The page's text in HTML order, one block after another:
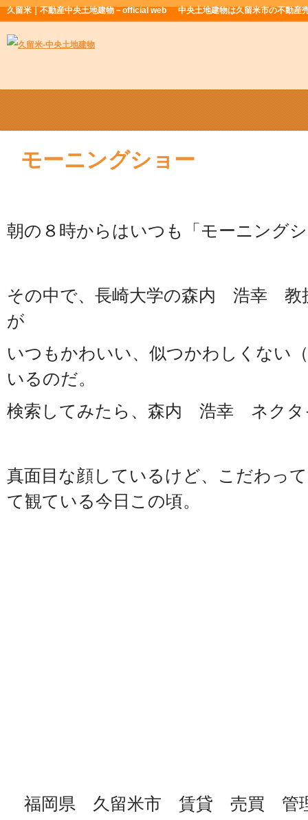
久留米｜不動産中央土地建物－official web 中央土地建物は久留米市の不動産
モーニングショー
朝の８時からはいつも「モーニング
その中で、長崎大学の森内 浩幸 教
が
いつもかわいい、似つかわしくない
いるのだ。
検索してみたら、森内 浩幸 ネク
真面目な顔しているけど、こだわっ
て観ている今日この頃。
福岡県 久留米市 賃貸 売買 管